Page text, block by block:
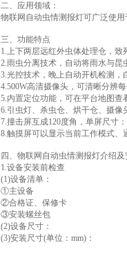
二、应用领域：
物联网自动虫情测报灯可广泛使
三、功能特点
1.上下两层远红外虫体处理仓，致
2.雨虫分离技术，自动将雨水与昆
3.光控技术，晚上自动开机检测
4.500W高清摄像头，可清晰分辨
5.内置定位功能，可在平台地图
6.引虫灯、杀虫仓、烘干仓、摄像
7.撞击屏互成120度角，单屏尺寸
8.触摸屏可以显示当前工作模式
四、物联网自动虫情测报灯介绍及
1.设备安装前检查
(1)设备清单：
①主设备
②合格证、保修卡
③安装螺丝包
(2)设备尺寸：
(3)安装尺寸(单位：mm)：